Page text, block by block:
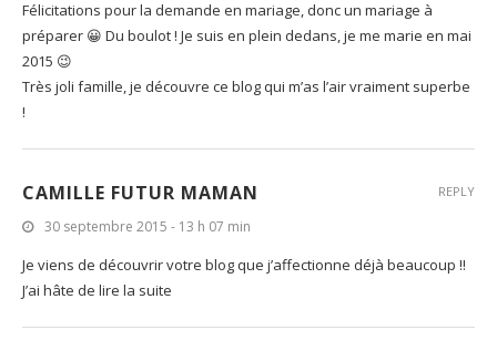
Félicitations pour la demande en mariage, donc un mariage à
préparer 😀 Du boulot ! Je suis en plein dedans, je me marie en mai
2015 😉
Très joli famille, je découvre ce blog qui m’as l’air vraiment superbe
!
CAMILLE FUTUR MAMAN
30 septembre 2015 - 13 h 07 min
Je viens de découvrir votre blog que j’affectionne déjà beaucoup !!
J’ai hâte de lire la suite
REPLY